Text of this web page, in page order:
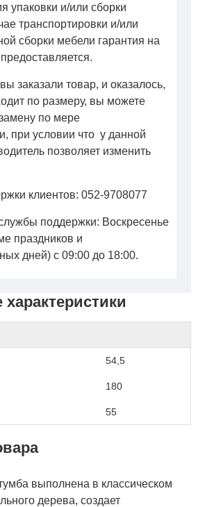
характеристики
54,5
180
55
выполнена в классическом
дерева, создает
упаковки и/или сборки
транспортировки и/или
сборки мебели гарантия на
заказали товар, и оказалось,
по размеру, вы можете
по мере
при условии что у данной
позволяет изменить
клиентов: 052-9708077
поддержки: Воскресенье
праздников и
дней) с 09:00 до 18:00.